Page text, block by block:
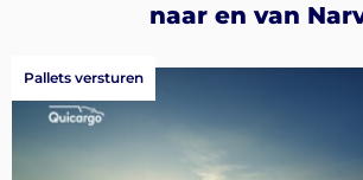
naar en van
Pallets versturen